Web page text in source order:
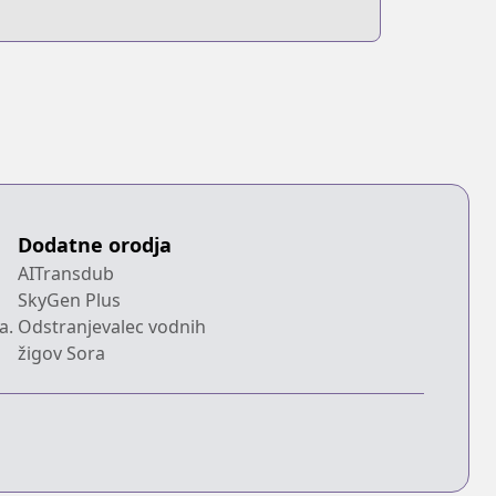
Dodatne orodja
AITransdub
SkyGen Plus
Odstranjevalec vodnih
žigov Sora